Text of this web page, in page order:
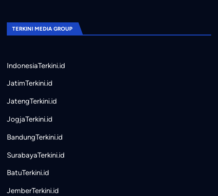
TERKINI MEDIA GROUP
IndonesiaTerkini.id
JatimTerkini.id
JatengTerkini.id
JogjaTerkini.id
BandungTerkini.id
SurabayaTerkini.id
BatuTerkini.id
JemberTerkini.id